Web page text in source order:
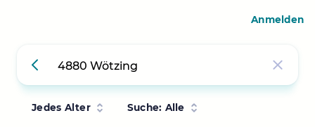
Jedes Alter Suche: Alle
Anmelden